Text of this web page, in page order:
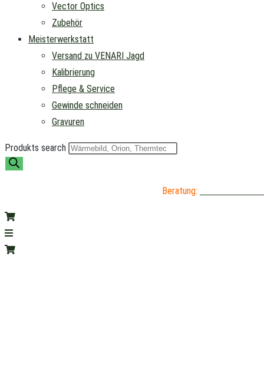
Vector Optics
Zubehör
Meisterwerkstatt
Versand zu VENARI Jagd
Kalibrierung
Pflege & Service
Gewinde schneiden
Gravuren
Produkts search
Beratung: